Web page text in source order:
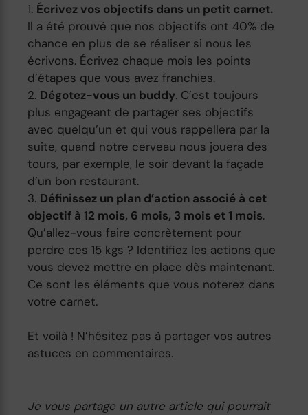
Écrivez vos objectifs dans un petit carnet.
Il a été prouvé que nos objectifs ont 40% de
chance en plus de se réaliser si nous les
écrivons. Écrivez chaque mois les points
d’étapes que vous avez franchies.
Dégotez-vous un buddy. C’est toujours
plus engageant de partager ses objectifs
avec quelqu’un et qui vous rappellera par la
suite, quand notre cerveau nous jouera des
tours, par exemple, le soir devant la façade
d’un bon restaurant.
Définissez un plan d’action associé à cet
objectif à 12 mois, 6 mois, 3 mois et 1 mois.
Qu’allez-vous faire concrètement pour
perdre ces 15 kgs ? Identifiez les actions que
vous devez mettre en place dès maintenant.
Ce sont les éléments que vous noterez dans
votre carnet.
Et voilà ! N’hésitez pas à partager vos autres
astuces en commentaires.
Je vous partage un autre article qui pourrait